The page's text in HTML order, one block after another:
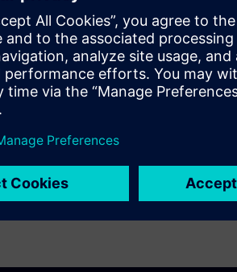
complex, projects
of the total cost
which is why a
at this stage is
designs
Lummus
projects design
since FEED
was the approach